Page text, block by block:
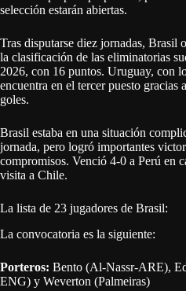
selección estarán abiertas.
Tras disputarse diez jornadas, Brasil
la clasificación de las eliminatorias
2026, con 16 puntos. Uruguay, con
encuentra en el tercer puesto gracias
goles.
Brasil estaba en una situación
jornada, pero logró importantes
compromisos. Venció 4-0 a Perú en
visita a Chile.
La lista de 23 jugadores de Brasil:
La convocatoria es la siguiente:
Porteros: Bento (Al-Nassr-ARE),
ENG) y Weverton (Palmeiras)